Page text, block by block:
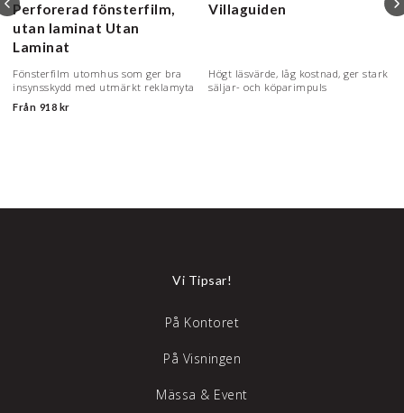
Perforerad fönsterfilm,
utan laminat Utan
Laminat
Fönsterfilm utomhus som ger bra
insynsskydd med utmärkt reklamyta
Från 918 kr
Villaguiden
Högt läsvärde, låg kostnad, ger stark
säljar- och köparimpuls
Vi Tipsar!
På Kontoret
På Visningen
Mässa & Event